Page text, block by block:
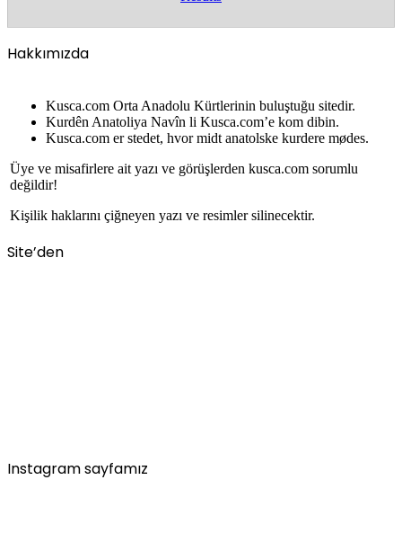
Hakkımızda
Kusca.com Orta Anadolu Kürtlerinin buluştuğu sitedir.
Kurdên Anatoliya Navîn li Kusca.com’e kom dibin.
Kusca.com er stedet, hvor midt anatolske kurdere mødes.
Üye ve misafirlere ait yazı ve görüşlerden kusca.com sorumlu
değildir!
Kişilik haklarını çiğneyen yazı ve resimler silinecektir.
Site’den
Instagram sayfamız